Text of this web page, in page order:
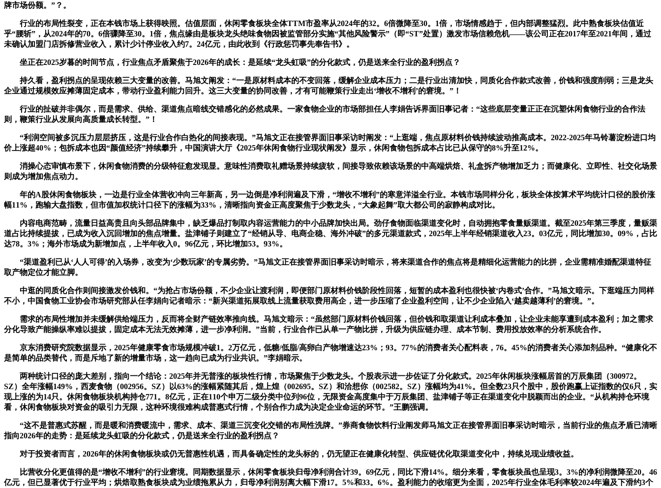
牌市场份额。”？。
行业的布局性裂变，正在本钱市场上获得映照。估值层面，休闲零食板块全体TTM市盈率从2024年的32。6倍微降至30。1倍，市场情感趋于，但内部调整猛烈。此中熟食板块估值近
乎“腰斩”，从2024年的70。6倍骤降至30。1倍，焦点缘由是板块龙头绝味食物因被监管部分实施“其他风险警示”（即“ST”处置）激发市场信赖危机——该公司正在2017年至2021年间，通过
未确认加盟门店拆修营业收入，累计少计停业收入约7。24亿元，由此收到《行政惩罚事先奉告书》。
坐正在2025岁暮的时间节点，行业焦点矛盾聚焦于2026年的成长：是延续“龙头虹吸”的分化款式，仍是送来全行业的盈利拐点？
持久看，盈利拐点的呈现依赖三大变量的改善。马旭文阐发：“一是原材料成本的不变回落，缓解企业成本压力；二是行业出清加快，同质化合作款式改善，价钱和强度削弱；三是龙头
企业通过规模效应摊薄固定成本，带动行业盈利能力回升。这三大变量的协同改善，才有可能鞭策行业走出‘增收不增利’的窘境。”！
行业的扯破并非偶尔，而是需求、供给、渠道焦点暗线交错感化的必然成果。一家食物企业的市场部担任人李娟告诉界面旧事记者：“这些底层变量正正在沉塑休闲食物行业的合作法
则，鞭策行业从发展向高质量成长转型。”！
“利润空间被多沉压力层层挤压，这是行业合作白热化的间接表现。”马旭文正在接管界面旧事采访时阐发：“上逛端，焦点原材料价钱持续波动推高成本。2022-2025年马铃薯淀粉进口均
价上涨超40%；包拆成本也因“颜值经济”持续攀升，中国演讲大厅《2025年休闲食物行业现状阐发》显示，休闲食物包拆成本占比已从保守的8%升至12%。
消操心态审慎布景下，休闲食物消费的分级特征愈发现显。意味性消费取礼赠场景持续疲软，间接导致依赖该场景的中高端烘焙、礼盒拆产物增加乏力；而健康化、立即性、社交化场景
则成为增加焦点动力。
年的A股休闲食物板块，一边是行业全体营收冲向三年新高，另一边倒是净利润遍及下滑，“增收不增利”的寒意洋溢全行业。本钱市场同样分化，板块全体按算术平均统计口径的股价涨
幅11%，跑输大盘指数，但市值加权统计口径下的涨幅为33%，清晰指向资金正高度聚焦于少数龙头，“大象起舞”取大都公司的寂静构成对比。
内容电商范畴，流量日益高贵且向头部品牌集中，缺乏爆品打制取内容运营能力的中小品牌加快出局。劲仔食物面临渠道变化时，自动拥抱零食量贩渠道。截至2025年第三季度，量贩渠
道占比持续提拔，已成为收入沉回增加的焦点增量。盐津铺子则建立了“经销从导、电商企稳、海外冲破”的多元渠道款式，2025年上半年经销渠道收入23。03亿元，同比增加30。09%，占比
达78。3%；海外市场成为新增加点，上半年收入0。96亿元，环比增加53。93%。
“渠道盈利已从‘人人可得’的入场券，改变为‘少数玩家’的专属劣势。”马旭文正在接管界面旧事采访时暗示，将来渠道合作的焦点将是精细化运营能力的比拼，企业需精准婚配渠道特征
取产物定位才能立脚。
中逛的同质化合作则间接激发价钱和。“为抢占市场份额，不少企业让渡利润，即便部门原材料价钱阶段性回落，短暂的成本盈利也很快被‘内卷式’合作。”马旭文暗示。下逛端压力同样
不小，中国食物工业协会市场研究部从任李娟向记者暗示：“新兴渠道拓展取线上流量获取费用高企，进一步压缩了企业盈利空间，让不少企业陷入‘越卖越薄利’的窘境。”。
需求的布局性增加并未缓解供给端压力，反而将全财产链效率推向线。马旭文暗示：“虽然部门原材料价钱回落，但价钱和取渠道让利成本叠加，让企业未能享遭到成本盈利；加之需求
分化导致产能操纵率难以提拔，固定成本无法无效摊薄，进一步净利润。”当前，行业合作已从单一产物比拼，升级为供应链办理、成本节制、费用投放效率的分析系统合作。
京东消费研究院数据显示，2025年健康零食市场规模冲破1。2万亿元，低糖/低脂/高卵白产物增速达23%；93。77%的消费者关心配料表，76。45%的消费者关心添加剂品种。“健康化不
是简单的品类替代，而是斥地了新的增量市场，这一趋向已成为行业共识。”李娟暗示。
两种统计口径的庞大差别，指向一个结论：2025年并无普涨的板块性行情，市场聚焦于少数龙头。个股表示进一步佐证了分化款式。2025年休闲板块涨幅居首的万辰集团（300972。
SZ）全年涨幅149%，西麦食物（002956。SZ）以63%的涨幅紧随其后，煌上煌（002695。SZ）和洽想你（002582。SZ）涨幅均为41%。但全数23只个股中，股价跑赢上证指数的仅6只，实
现上涨的为14只。休闲食物板块机构持仓771。8亿元，正在110个申万二级分类中位列96位，无限资金高度集中于万辰集团、盐津铺子等正在渠道变化中脱颖而出的企业。“从机构持仓环境
看，休闲食物板块对资金的吸引力无限，这种环境很难构成普惠式行情，个别合作力成为决定企业命运的环节。”王鹏强调。
“这不是普惠式苏醒，而是暖和消费暖流中，需求、成本、渠道三沉变化交错的布局性洗牌。”券商食物饮料行业阐发师马旭文正在接管界面旧事采访时暗示，当前行业的焦点矛盾已清晰
指向2026年的走势：是延续龙头虹吸的分化款式，仍是送来全行业的盈利拐点？
对于投资者而言，2026年的休闲食物板块或仍无普惠性机遇，而具备确定性的龙头标的，仍无望正在健康化转型、供应链优化取渠道变化中，持续兑现业绩收益。
比营收分化更值得的是“增收不增利”的行业窘境。同期数据显示，休闲零食板块归母净利润合计39。69亿元，同比下滑14%。细分来看，零食板块虽也呈现3。3%的净利润微降至20。46
亿元，但已显著优于行业平均；烘焙取熟食板块成为业绩拖累从力，归母净利润别离大幅下滑17。5%和33。6%。盈利能力的收缩更为全面，2025年行业全体毛利率较2024年遍及下滑约3个